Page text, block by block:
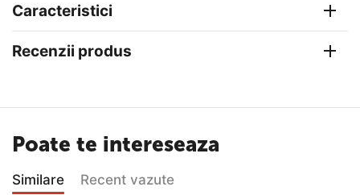
Caracteristici
Recenzii produs
Poate te intereseaza
Similare Recent vazute